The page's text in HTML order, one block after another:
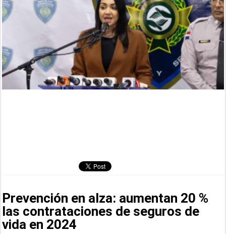
Prevención en alza: aumentan 20 %
las contrataciones de seguros de
vida en 2024